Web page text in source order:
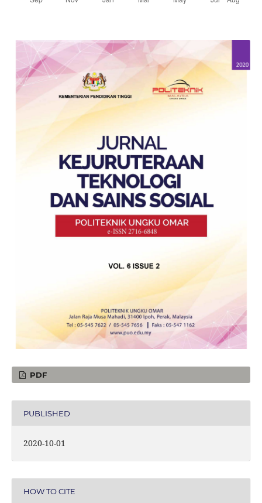
PDF
PUBLISHED
2020-10-01
HOW TO CITE